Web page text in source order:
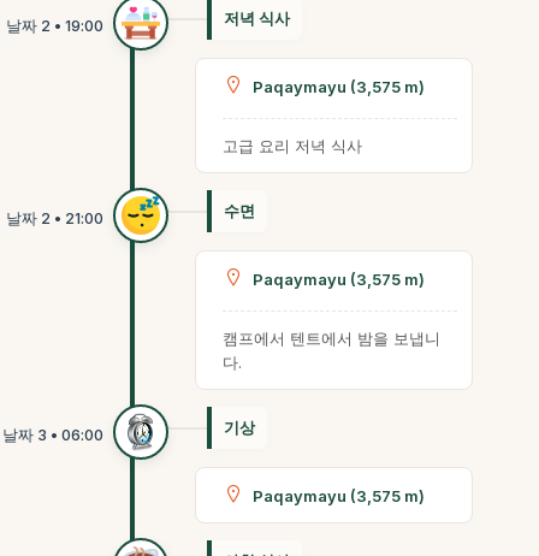
저녁 식사
Paqaymayu (3,575 m)
고급 요리 저녁 식사
수면
Paqaymayu (3,575 m)
캠프에서 텐트에서 밤을 보냅니
다.
기상
Paqaymayu (3,575 m)